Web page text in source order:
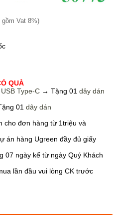
Vat 8%)
QUÀ
Type-C → Tặng 01 dây dán
01 dây dán
cho đơn hàng từ 1triệu và
án hàng Ugreen đầy đủ giấy
07 ngày kể từ ngày Quý Khách
lần đầu vui lòng CK trước